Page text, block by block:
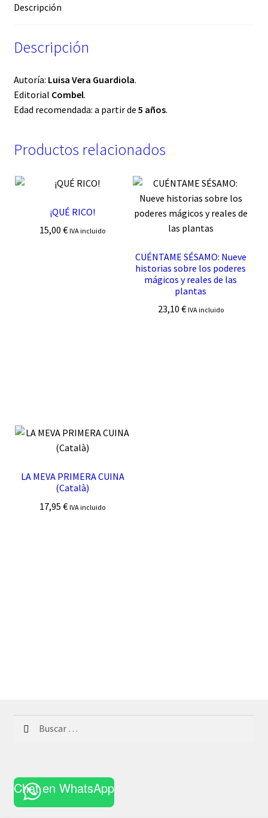
Descripción
Descripción
Autoría: Luisa Vera Guardiola.
Editorial Combel.
Edad recomendada: a partir de 5 años.
Productos relacionados
¡QUÉ RICO!
15,00€ IVA incluido
CUÉNTAME SÉSAMO: Nueve
historias sobre los poderes
mágicos y reales de las
plantas
23,10 € IVA incluido
LA MEVA PRIMERA CUINA
(Català)
17,95€ IVA incluido
Chat en WhatsApp